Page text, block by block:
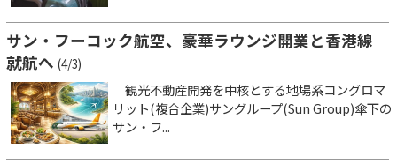
サン・フーコック航空、豪華ラウンジ開業と香港線
就航へ (4/3)
観光不動産開発を中核とする地場系コングロマ
リット(複合企業)サングループ(Sun Group)傘下の
サン・フ...